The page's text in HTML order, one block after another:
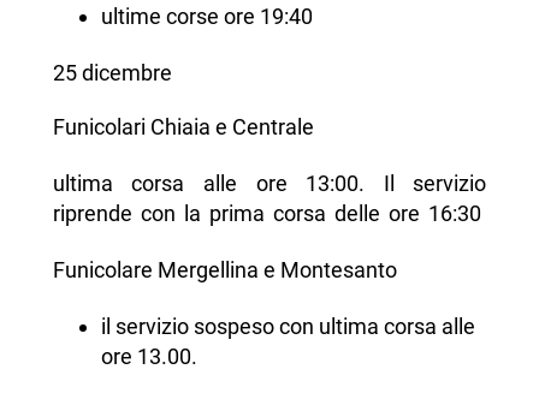
ultime corse ore 19:40
25 dicembre
Funicolari Chiaia e Centrale
ultima corsa alle ore 13:00. Il servizio
riprende con la prima corsa delle ore 16:30
Funicolare Mergellina e Montesanto
il servizio sospeso con ultima corsa alle
ore 13.00.